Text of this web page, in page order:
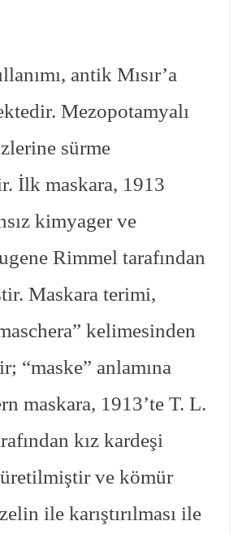
antik Mısır’a
Mezopotamyalı
sürme
İlk maskara, 1913
kimyager ve
Rimmel tarafından
Maskara terimi,
kelimesinden
“maske” anlamına
maskara, 1913’te T. L.
kız kardeşi
ve kömür
ile karıştırılması ile